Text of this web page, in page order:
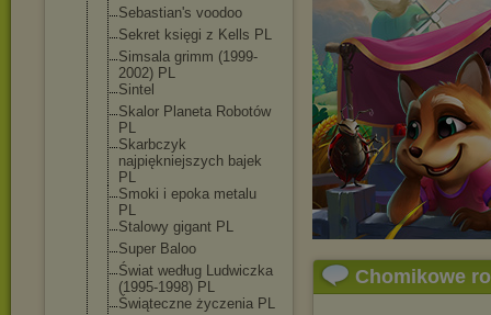
Sebastian's voodoo
Sekret księgi z Kells PL
Simsala grimm (1999-
2002) PL
Sintel
Skalor Planeta Robotów
PL
Skarbczyk
najpiękniejszych bajek
PL
Smoki i epoka metalu
PL
Stalowy gigant PL
Super Baloo
Świat według Ludwiczka
(1995-1998) PL
Świąteczne życzenia PL
Chomikowe